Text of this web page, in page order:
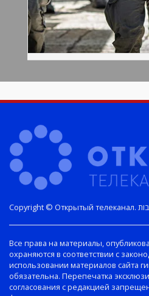
Все права на материалы,
охраняются в соответствии с
использовании материалов сайта
обязательна. Перепечатка
согласования с редакцией